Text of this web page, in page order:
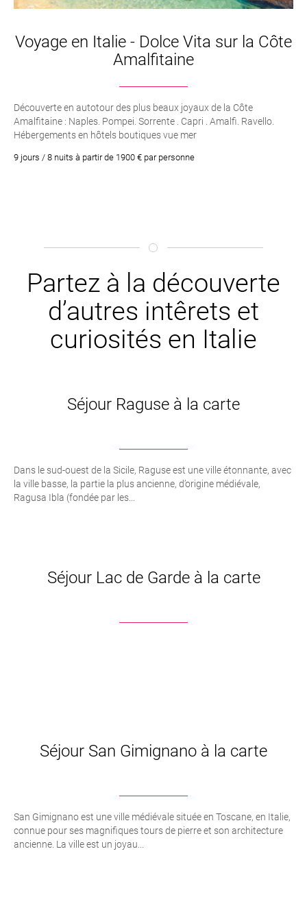
Voyage en Italie - Dolce Vita sur la Côte
Amalfitaine
Découverte en autotour des plus beaux joyaux de la Côte
Amalfitaine : Naples. Pompei. Sorrente . Capri . Amalfi. Ravello.
Hébergements en hôtels boutiques vue mer
9 jours / 8 nuits à partir de 1900 € par personne
Partez à la découverte
d’autres intêrets et
curiosités en Italie
Séjour Raguse à la carte
Dans le sud-ouest de la Sicile, Raguse est une ville étonnante, avec
la ville basse, la partie la plus ancienne, d’origine médiévale,
Ragusa Ibla (fondée par les...
Séjour Lac de Garde à la carte
Séjour San Gimignano à la carte
San Gimignano est une ville médiévale située en Toscane, en Italie,
connue pour ses magnifiques tours de pierre et son architecture
ancienne. La ville est un joyau...